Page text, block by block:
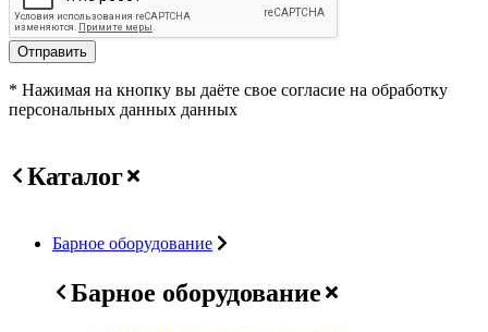
Отправить
* Нажимая на кнопку вы даёте свое согласие на обработку
персональных данных данных
Каталог
Барное оборудование
Барное оборудование